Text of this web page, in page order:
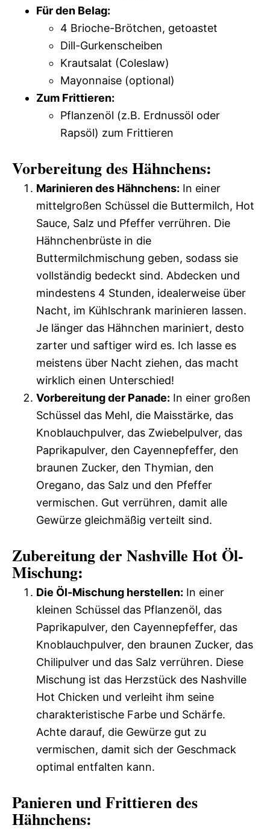
Für den Belag:
4 Brioche-Brötchen, getoastet
Dill-Gurkenscheiben
Krautsalat (Coleslaw)
Mayonnaise (optional)
Zum Frittieren:
Pflanzenöl (z.B. Erdnussöl oder
Rapsöl) zum Frittieren
Vorbereitung des Hähnchens:
Marinieren des Hähnchens: In einer
mittelgroßen Schüssel die Buttermilch, Hot
Sauce, Salz und Pfeffer verrühren. Die
Hähnchenbrüste in die
Buttermilchmischung geben, sodass sie
vollständig bedeckt sind. Abdecken und
mindestens 4 Stunden, idealerweise über
Nacht, im Kühlschrank marinieren lassen.
Je länger das Hähnchen mariniert, desto
zarter und saftiger wird es. Ich lasse es
meistens über Nacht ziehen, das macht
wirklich einen Unterschied!
Vorbereitung der Panade: In einer großen
Schüssel das Mehl, die Maisstärke, das
Knoblauchpulver, das Zwiebelpulver, das
Paprikapulver, den Cayennepfeffer, den
braunen Zucker, den Thymian, den
Oregano, das Salz und den Pfeffer
vermischen. Gut verrühren, damit alle
Gewürze gleichmäßig verteilt sind.
Zubereitung der Nashville Hot Öl-
Mischung:
Die Öl-Mischung herstellen: In einer
kleinen Schüssel das Pflanzenöl, das
Paprikapulver, den Cayennepfeffer, das
Knoblauchpulver, den braunen Zucker, das
Chilipulver und das Salz verrühren. Diese
Mischung ist das Herzstück des Nashville
Hot Chicken und verleiht ihm seine
charakteristische Farbe und Schärfe.
Achte darauf, die Gewürze gut zu
vermischen, damit sich der Geschmack
optimal entfalten kann.
Panieren und Frittieren des
Hähnchens: